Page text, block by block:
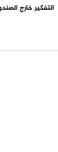
التفكير خارج